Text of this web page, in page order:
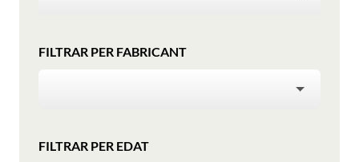
FILTRAR PER FABRICANT
FILTRAR PER EDAT